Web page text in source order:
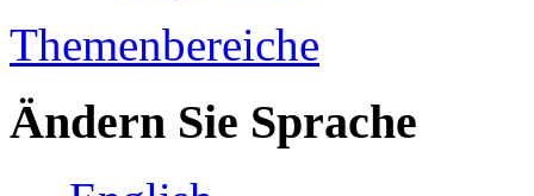
Themenbereiche
Ändern Sie Sprache